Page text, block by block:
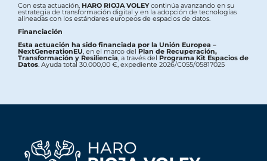
Con esta actuación, HARO RIOJA VOLEYcontinúa avanzando en su
estrategia de transformación digital y en la adopción de tecnologías
alineadas con los estándares europeos de espacios de datos.
Financiación
Esta actuación ha sido financiada por la Unión Europea –
NextGenerationEU, en el marco del Plan de Recuperación,
Transformación y Resiliencia, a través del Programa Kit Espacios de
Datos. Ayuda total 30.000,00 €, expediente 2026/C055/05817025